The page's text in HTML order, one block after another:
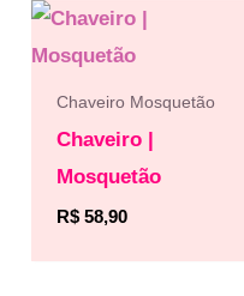
Chaveiro Mosquetão
Chaveiro |
Mosquetão
R$58,90